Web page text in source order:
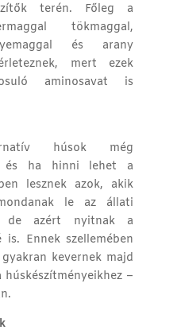
terén. Főleg a
tökmaggal,
és arany
mert ezek
aminosavat is
húsok még
és ha hinni lehet a
lesznek azok, akik
le az állati
de azért nyitnak a
Ennek szellemében
kevernek majd
–